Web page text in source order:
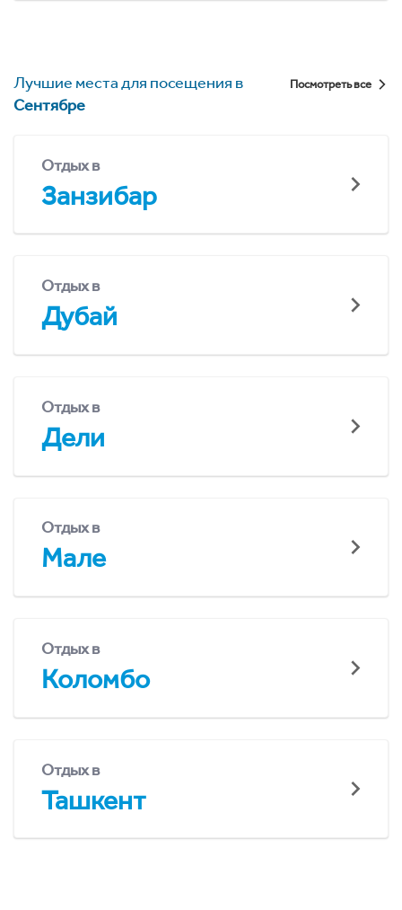
Лучшие места для посещения в
Сентябре
Посмотреть все
Отдых в
Занзибар
Отдых в
Дубай
Отдых в
Дели
Отдых в
Мале
Отдых в
Коломбо
Отдых в
Ташкент